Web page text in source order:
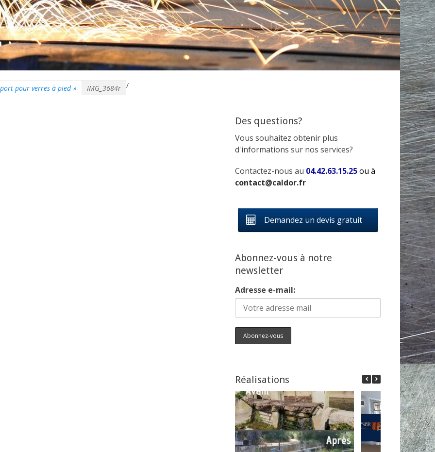
/
pour verres à pied » IMG_3684r
Des questions?
Vous souhaitez obtenir plus
d'informations sur nos services?
Contactez-nous au 04.42.63.15.25ou à
contact@caldor.fr
Demandez un devis gratuit
Abonnez-vous à notre
newsletter
Adresse e-mail:
Réalisations